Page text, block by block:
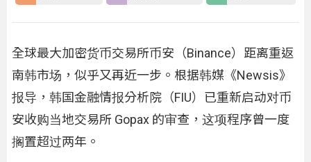
全球最大加密货币交易所币安（Binance）距离重返
南韩市场，似乎又再近一步。根据韩媒《Newsis》
报导，韩国金融情报分析院（FIU）已重新启动对币
安收购当地交易所 Gopax 的审查，这项程序曾一度
搁置超过两年。